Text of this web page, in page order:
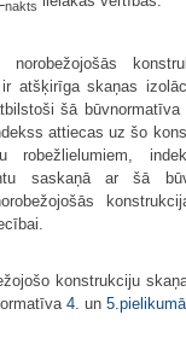
nakts
atšķirīga skaņas
šā
attiecas uz šo
robežlielumiem,
saskaņā ar šā
konstrukciju
4. un 5.pielikumā